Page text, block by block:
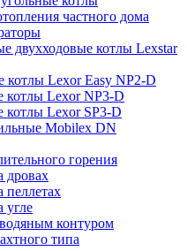
частного дома
двухходовые котлы Lexstar
котлы Lexor Easy NP2-D
котлы Lexor NP3-D
котлы Lexor SP3-D
Mobilex DN
горения
дровах
угле
контуром
типа